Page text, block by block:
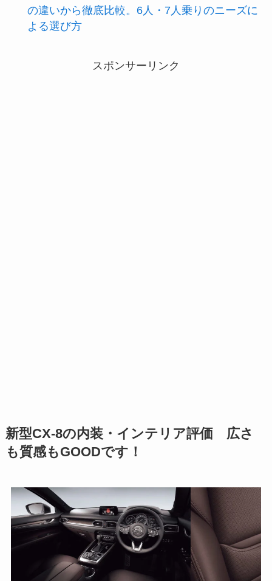
の違いから徹底比較。6人・7人乗りのニーズに
よる選び方
スポンサーリンク
新型CX-8の内装・インテリア評価 広さ
も質感もGOODです！